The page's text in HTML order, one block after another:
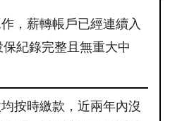
，薪轉帳戶已經連續入
紀錄完整且無重大中
按時繳款，近兩年內沒